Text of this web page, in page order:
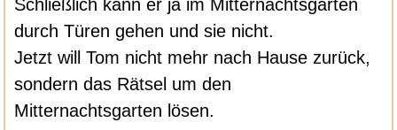
Schließlich kann er ja im Mitternachtsgarten
durch Türen gehen und sie nicht.
Jetzt will Tom nicht mehr nach Hause zurück,
sondern das Rätsel um den
Mitternachtsgarten lösen.